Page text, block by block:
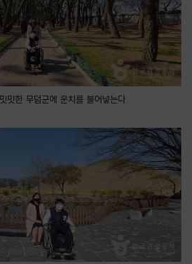
밋한 무덤군에 운치를 불어넣는다